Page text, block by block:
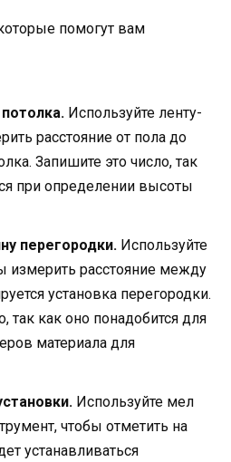
помогут вам
Используйте ленту-
расстояние от пола до
Запишите это число, так
при определении высоты
перегородки. Используйте
измерить расстояние между
установка перегородки.
так как оно понадобится для
материала для
Используйте мел
чтобы отметить на
устанавливаться